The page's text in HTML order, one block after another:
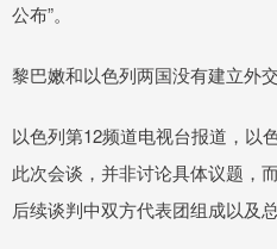
公布”。
黎巴嫩和以色列两国没有建立外交
以色列第12频道电视台报道，以
此次会谈，并非讨论具体议题，
后续谈判中双方代表团组成以及总